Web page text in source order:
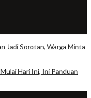
Jadi Sorotan, Warga Minta
Hari Ini, Ini Panduan